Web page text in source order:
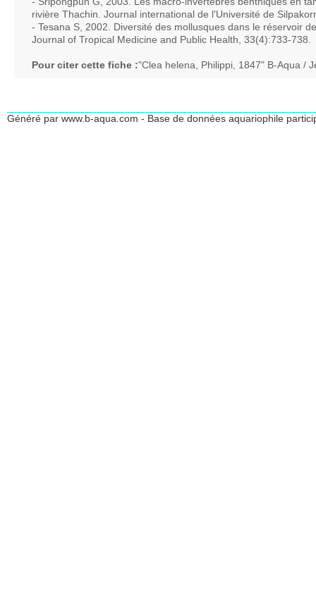
rivière Thachin. Journal international de l'Université de
- Tesana S, 2002. Diversité des mollusques dans le réservoir
Journal of Tropical Medicine and Public Health, 33(4):733-738.
Pour citer cette fiche :"Clea helena, Philippi, 1847" B-Aqua /
Généré par www.b-aqua.com - Base de données aquariophile